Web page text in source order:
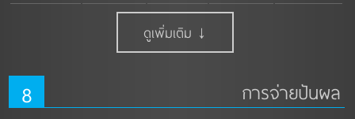
ดูเพิ่มเติม ↓
8 การจ่ายปันผล